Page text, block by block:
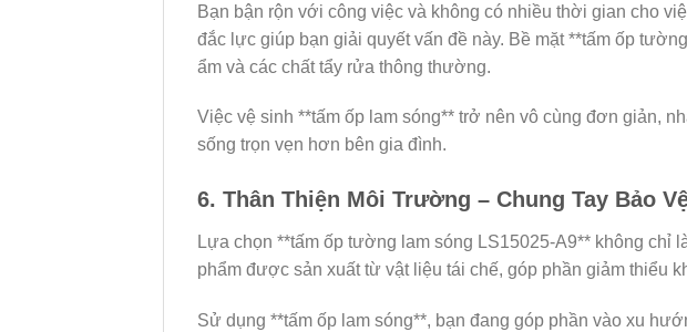
Bạn bận rộn với công việc và không có nhiều thời gian cho
đắc lực giúp bạn giải quyết vấn đề này. Bề mặt **tấm ốp
ẩm và các chất tẩy rửa thông thường.
Việc vệ sinh **tấm ốp lam sóng** trở nên vô cùng đơn giản,
sống trọn vẹn hơn bên gia đình.
6. Thân Thiện Môi Trường – Chung Tay Bảo
Lựa chọn **tấm ốp tường lam sóng LS15025-A9** không
phẩm được sản xuất từ vật liệu tái chế, góp phần giảm thiểu
Sử dụng **tấm ốp lam sóng**, bạn đang góp phần vào xu